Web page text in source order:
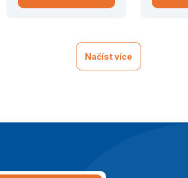
Načíst více